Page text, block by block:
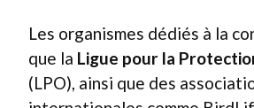
Les organismes dédiés à la
que la Ligue pour la
(LPO), ainsi que des